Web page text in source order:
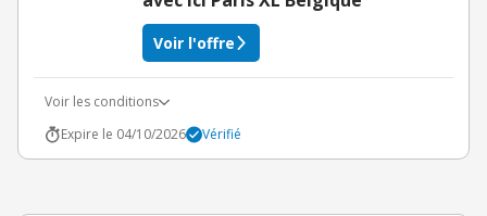
Voir l'offre
Voir les conditions
Expire le 04/10/2026
Vérifié